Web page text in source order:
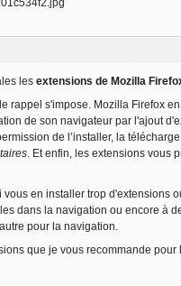
les extensions de Mozilla
rappel s'impose. Mozilla Firefox
de son navigateur par l'ajout
de l’installer, la
. Et enfin, les extensions vous
en installer trop d'extensions
dans la navigation ou encore à
pour la navigation.
que je vous recommande